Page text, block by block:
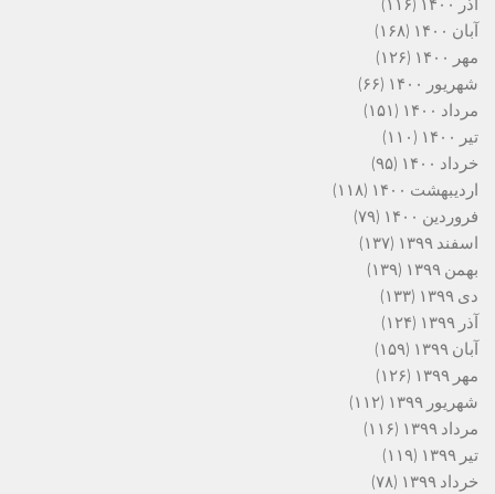
آذر ۱۴۰۰
(۱۱۶)
آبان ۱۴۰۰
(۱۶۸)
مهر ۱۴۰۰
(۱۲۶)
شهریور ۱۴۰۰
(۶۶)
مرداد ۱۴۰۰
(۱۵۱)
تیر ۱۴۰۰
(۱۱۰)
خرداد ۱۴۰۰
(۹۵)
اردیبهشت ۱۴۰۰
(۱۱۸)
فروردین ۱۴۰۰
(۷۹)
اسفند ۱۳۹۹
(۱۳۷)
بهمن ۱۳۹۹
(۱۳۹)
دی ۱۳۹۹
(۱۳۳)
آذر ۱۳۹۹
(۱۲۴)
آبان ۱۳۹۹
(۱۵۹)
مهر ۱۳۹۹
(۱۲۶)
شهریور ۱۳۹۹
(۱۱۲)
مرداد ۱۳۹۹
(۱۱۶)
تیر ۱۳۹۹
(۱۱۹)
خرداد ۱۳۹۹
(۷۸)